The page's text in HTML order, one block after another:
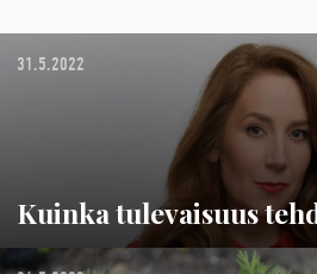
31.5.2022
Kuinka tulevaisuus